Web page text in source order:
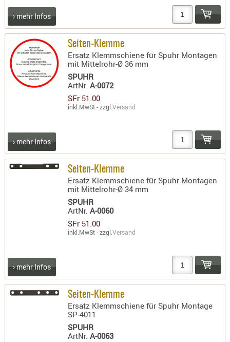
› mehr Infos
Seiten-Klemme
Ersatz Klemmschiene für Spuhr Montagen
mit Mittelrohr-Ø 36 mm
SPUHR
ArtNr.A-0072
SFr 51.00
inkl.MwSt - zzgl.Versand
› mehr Infos
Seiten-Klemme
Ersatz Klemmschiene für Spuhr Montagen
mit Mittelrohr-Ø 34 mm
SPUHR
ArtNr.A-0060
SFr 51.00
inkl.MwSt - zzgl.Versand
› mehr Infos
Seiten-Klemme
Ersatz Klemmschiene für Spuhr Montage
SP-4011
SPUHR
ArtNr.A-0063